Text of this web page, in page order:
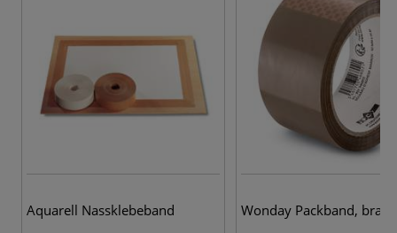
Aquarell Nassklebeband Wonday Packband, braun